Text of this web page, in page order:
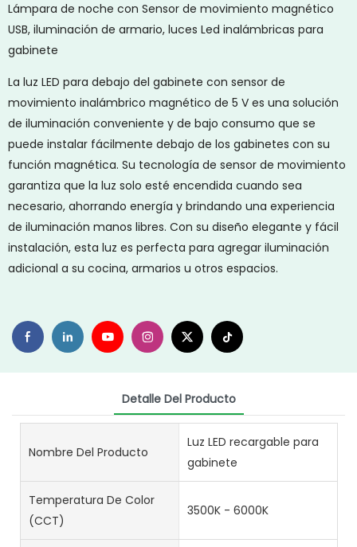
Lámpara de noche con Sensor de movimiento magnético
USB, iluminación de armario, luces Led inalámbricas para
gabinete
La luz LED para debajo del gabinete con sensor de
movimiento inalámbrico magnético de 5 V es una solución
de iluminación conveniente y de bajo consumo que se
puede instalar fácilmente debajo de los gabinetes con su
función magnética. Su tecnología de sensor de movimiento
garantiza que la luz solo esté encendida cuando sea
necesario, ahorrando energía y brindando una experiencia
de iluminación manos libres. Con su diseño elegante y fácil
instalación, esta luz es perfecta para agregar iluminación
adicional a su cocina, armarios u otros espacios.
Detalle Del Producto
Nombre Del Producto
Luz LED recargable para
gabinete
Temperatura De Color
(CCT)
3500K - 6000K